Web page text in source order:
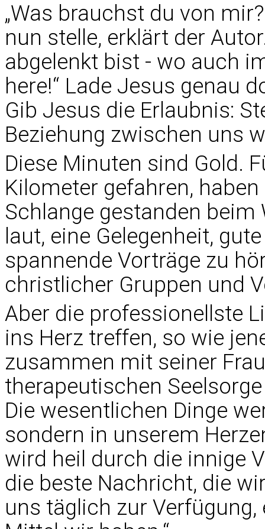
„Was brauchst du von
nun stelle, erklärt der
abgelenkt bist - wo auch
here!“ Lade Jesus genau
Gib Jesus die Erlaubnis:
Beziehung zwischen uns
Diese Minuten sind Gold.
Kilometer gefahren,
Schlange gestanden beim
laut, eine Gelegenheit,
spannende Vorträge zu
christlicher Gruppen und
Aber die professionellste
ins Herz treffen, so wie
zusammen mit seiner
therapeutischen
Die wesentlichen Dinge
sondern in unserem
wird heil durch die innige
die beste Nachricht, die
uns täglich zur Verfügung,